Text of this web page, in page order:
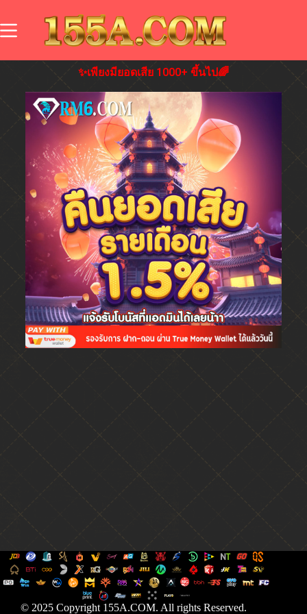
✨เพียงมียอดเสีย 1000+ ขึ้นไป🌈
© 2025 Copyright 155A.COM. All rights Reserved.